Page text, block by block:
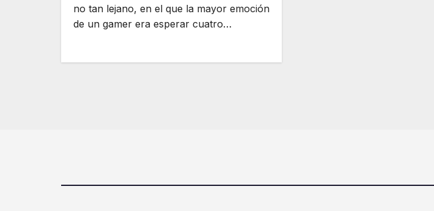
no tan lejano, en el que la mayor emoción
de un gamer era esperar cuatro…